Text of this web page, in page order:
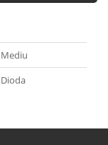
Mediu
Dioda